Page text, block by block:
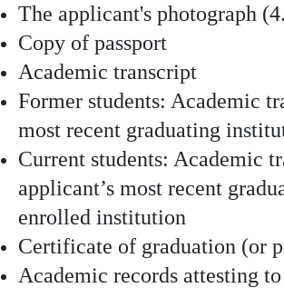
The applicant's photograph
Copy of passport
Academic transcript
Former students: Academic
most recent graduating
Current students: Academic
applicant’s most recent
enrolled institution
Certificate of graduation (or
Academic records attesting